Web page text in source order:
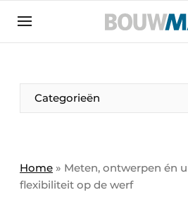
Aanmelden
Bedrijven
Bedrijven
Contact
Categorieën
Home » Meten, ontwerpen én
flexibiliteit op de werf